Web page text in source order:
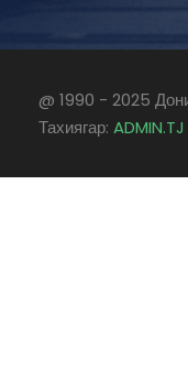
@ 1990 - 2025
Тахиягар: ADMIN.TJ